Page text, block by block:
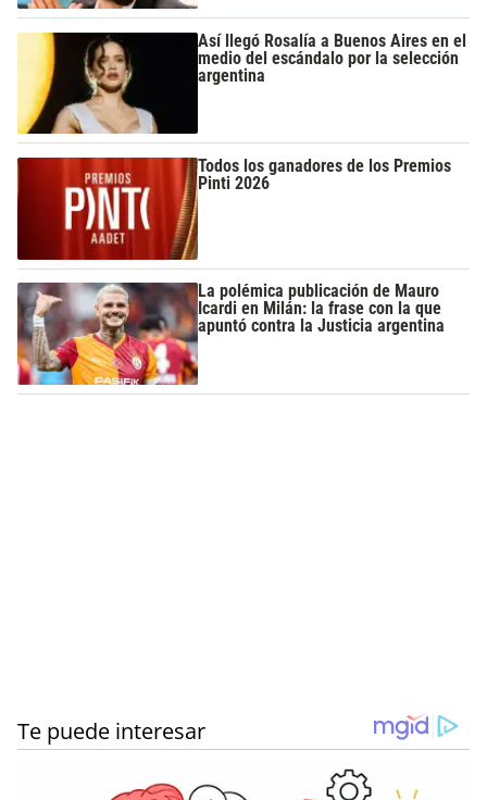
Así llegó Rosalía a Buenos Aires en el
medio del escándalo por la selección
argentina
Todos los ganadores de los Premios
Pinti 2026
La polémica publicación de Mauro
Icardi en Milán: la frase con la que
apuntó contra la Justicia argentina